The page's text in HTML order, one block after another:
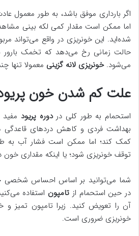
اگر بارداری موفق باشد، به طور معمول
اما ممکن است مقدار کمی لکه بینی
شده‌اید. این خونریزی در واقع می‌تواند
حالت زمانی رخ می‌دهد که تخمک بارور
می‌شود.خونریزی لانه گزینی معمولا تنها
علت کم شدن خون
استحمام به طور کلی دردوره پریود
بهداشت فردی و کاهش دردهای قاعدگی
کمک کند؛ اما ممکن است فشار آب به
توقف خونریزی شود؛ یا اینکه مقداری
شما می‌توانید بر اساس احساس شخصی
در حین استحمام از تامپون استفاده
آن را تعویض کنید. زیرا تامپون تمیز
خونریزی ضروری است.